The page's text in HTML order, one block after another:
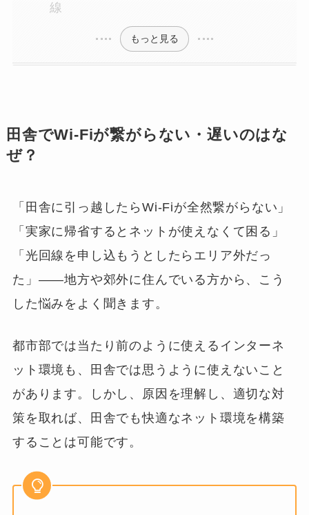
線
もっと見る
田舎でWi-Fiが繋がらない・遅いのはな
ぜ？
「田舎に引っ越したらWi-Fiが全然繋がらない」
「実家に帰省するとネットが使えなくて困る」
「光回線を申し込もうとしたらエリア外だっ
た」——地方や郊外に住んでいる方から、こう
した悩みをよく聞きます。
都市部では当たり前のように使えるインターネ
ット環境も、田舎では思うように使えないこと
があります。しかし、原因を理解し、適切な対
策を取れば、田舎でも快適なネット環境を構築
することは可能です。